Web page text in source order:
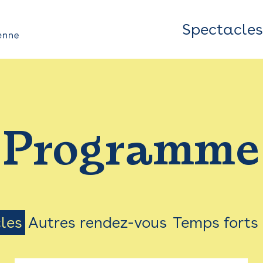
Top
Bar
Menu
Spectacles
Programme
Autres rendez-vous Temps forts